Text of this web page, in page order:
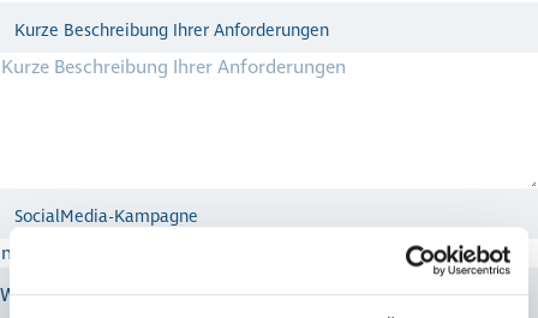
Kurze Beschreibung Ihrer Anforderungen
SocialMedia-Kampagne
Wie sind Sie auf uns auf­merk­sam geworden?